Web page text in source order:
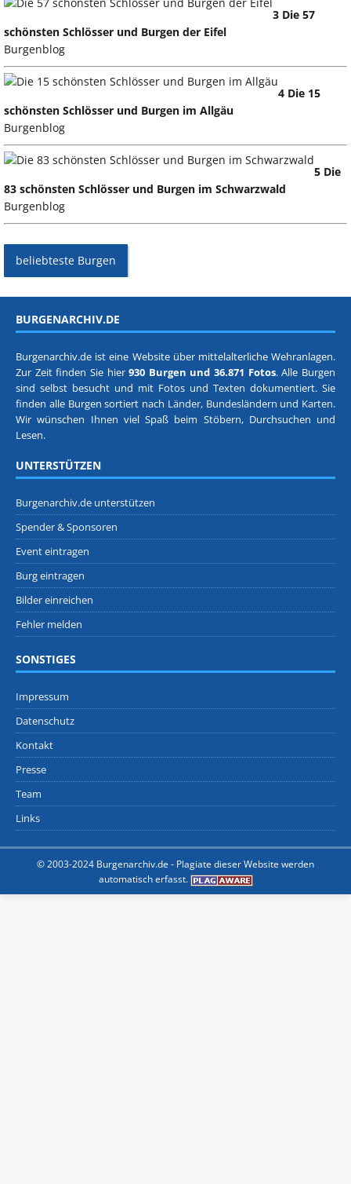
3 Die 57
schönsten Schlösser und Burgen der Eifel
Burgenblog
4 Die 15
schönsten Schlösser und Burgen im Allgäu
Burgenblog
5 Die
83 schönsten Schlösser und Burgen im Schwarzwald
Burgenblog
beliebteste Burgen
BURGENARCHIV.DE
Burgenarchiv.de ist eine Website über mittelalterliche Wehranlagen.
Zur Zeit finden Sie hier930 Burgen und 36.871 Fotos. Alle Burgen
sind selbst besucht und mit Fotos und Texten dokumentiert. Sie
finden alle Burgen sortiert nach Länder, Bundesländern und Karten.
Wir wünschen Ihnen viel Spaß beim Stöbern, Durchsuchen und
Lesen.
UNTERSTÜTZEN
Burgenarchiv.de unterstützen
Spender & Sponsoren
Event eintragen
Burg eintragen
Bilder einreichen
Fehler melden
SONSTIGES
Impressum
Datenschutz
Kontakt
Presse
Team
Links
© 2003-2024 Burgenarchiv.de - Plagiate dieser Website werden
automatisch erfasst.